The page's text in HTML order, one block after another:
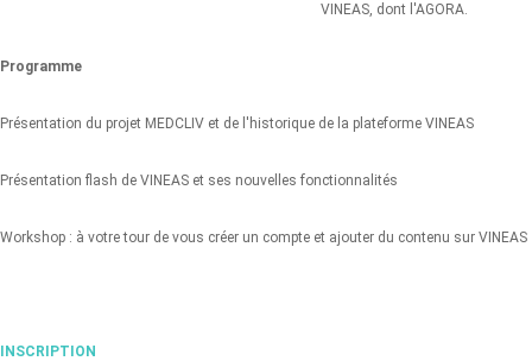
VINEAS, dont l'AGORA.
Programme
Présentation du projet MEDCLIV et de l'historique de la plateforme VINEAS
Présentation flash de VINEAS et ses nouvelles fonctionnalités
Workshop : à votre tour de vous créer un compte et ajouter du contenu sur VINEAS
INSCRIPTION